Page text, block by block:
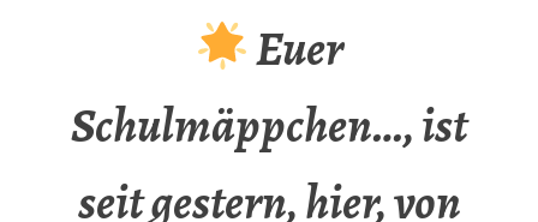
Euer
Schulmäppchen…, ist
seit gestern, hier, von